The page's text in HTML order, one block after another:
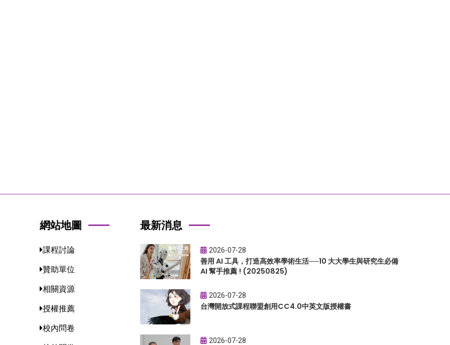
網站地圖
課程討論
贊助單位
相關資源
授權推薦
校內問卷
最新消息
2026-07-28
善用 AI 工具，打造高效率學術生活──10 大大學生與研究生必備
AI 幫手推薦 ! (20250825)
2026-07-28
台灣開放式課程聯盟創用CC4.0中英文版授權書
2026-07-28